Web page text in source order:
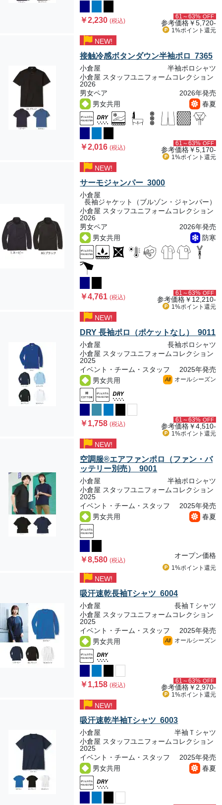
￥2,230(税込)
61～63% OFF
参考価格￥5,720-
1%ポイント 還元
NEW!
接触冷感ボタンダウン半袖ポロ 7365
小倉屋
半袖ポロシャツ
小倉屋 スタッフユニフォームコレクション
2026
男女ペア
2026年発売
男女共用
春夏
￥2,016(税込)
61～63% OFF
参考価格￥5,170-
1%ポイント 還元
NEW!
サーモジャンパー 3000
小倉屋
長袖ジャケット（ブルゾン・ジャンパー）
小倉屋 スタッフユニフォームコレクション
2026
男女ペア
2026年発売
男女共用
防寒
￥4,761(税込)
61～63% OFF
参考価格￥12,210-
1%ポイント 還元
NEW!
DRY 長袖ポロ（ポケットなし） 9011
小倉屋
長袖ポロシャツ
小倉屋 スタッフユニフォームコレクション
2025
イベント・チーム・スタッフ
2025年発売
男女共用
All オールシーズン
￥1,758(税込)
61～63% OFF
参考価格￥4,510-
1%ポイント 還元
NEW!
空調服®エアファンポロ（ファン・バ
ッテリー別売） 9001
小倉屋
半袖ポロシャツ
小倉屋 スタッフユニフォームコレクション
2025
イベント・チーム・スタッフ
2025年発売
男女共用
春夏
￥8,580(税込)
オープン価格
1%ポイント 還元
NEW!
吸汗速乾長袖Tシャツ 6004
小倉屋
長袖Ｔシャツ
小倉屋 スタッフユニフォームコレクション
2025
イベント・チーム・スタッフ
2025年発売
男女共用
All オールシーズン
￥1,158(税込)
61～63% OFF
参考価格￥2,970-
1%ポイント 還元
NEW!
吸汗速乾半袖Tシャツ 6003
小倉屋
半袖Ｔシャツ
小倉屋 スタッフユニフォームコレクション
2025
イベント・チーム・スタッフ
2025年発売
男女共用
春夏